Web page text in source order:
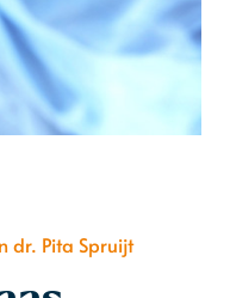
dr. Pita Spruijt